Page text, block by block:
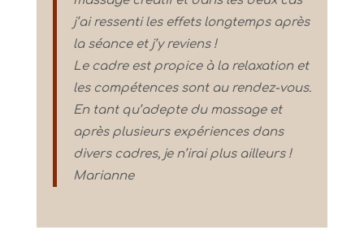
j’ai ressenti les effets longtemps après
la séance et j’y reviens !
Le cadre est propice à la relaxation et
les compétences sont au rendez-vous.
En tant qu’adepte du massage et
après plusieurs expériences dans
divers cadres, je n’irai plus ailleurs !
Marianne